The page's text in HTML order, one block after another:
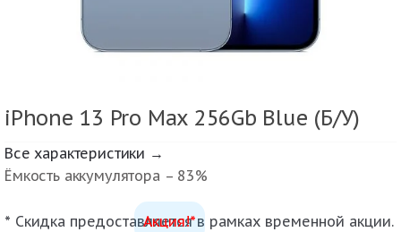
iPhone 13 Pro Max 256Gb Blue (Б/У)
Все характеристики →
Ёмкость аккумулятора – 83%
Акция!*
* Скидка предоставляется в рамках временной акции.